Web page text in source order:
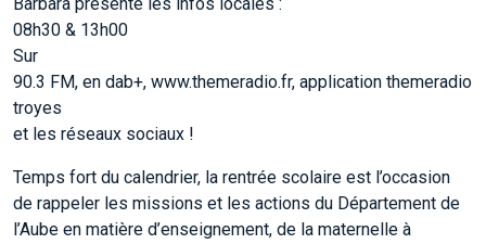
GRILLE
Barbara présente les infos locales :
08h30 & 13h00
Sur
90.3 FM, en dab+, www.themeradio.fr, application themeradio
troyes
et les réseaux sociaux !
Temps fort du calendrier, la rentrée scolaire est l’occasion
de rappeler les missions et les actions du Département de
l’Aube en matière d’enseignement, de la maternelle à